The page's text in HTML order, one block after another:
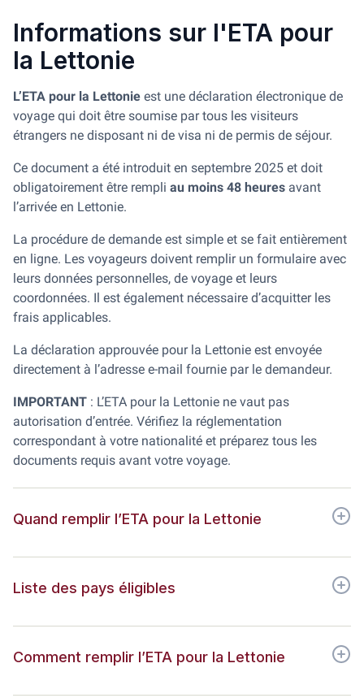
Informations sur l'ETA pour
la Lettonie
L’ETA pour la Lettonie est une déclaration électronique de
voyage qui doit être soumise par tous les visiteurs
étrangers ne disposant ni de visa ni de permis de séjour.
Ce document a été introduit en septembre 2025 et doit
obligatoirement être rempli au moins 48 heures avant
l’arrivée en Lettonie.
La procédure de demande est simple et se fait entièrement
en ligne. Les voyageurs doivent remplir un formulaire avec
leurs données personnelles, de voyage et leurs
coordonnées. Il est également nécessaire d’acquitter les
frais applicables.
La déclaration approuvée pour la Lettonie est envoyée
directement à l’adresse e-mail fournie par le demandeur.
IMPORTANT : L’ETA pour la Lettonie ne vaut pas
autorisation d’entrée. Vérifiez la réglementation
correspondant à votre nationalité et préparez tous les
documents requis avant votre voyage.
Quand remplir l’ETA pour la Lettonie
Liste des pays éligibles
Comment remplir l’ETA pour la Lettonie